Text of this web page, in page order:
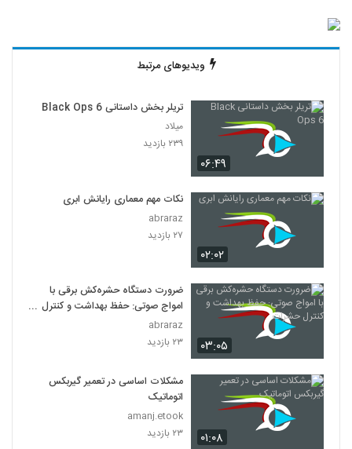
ویدیوهای مرتبط
۰۶:۴۹
تریلر بخش داستانی Black Ops 6
میلاد
۲۳۹ بازدید
۰۲:۰۲
نکات مهم معماری رایانش ابری
abraraz
۲۷ بازدید
۰۳:۰۵
ضرورت دستگاه حشره‌کش برقی با
امواج صوتی: حفظ بهداشت و کنترل
حشرات
abraraz
۲۳ بازدید
۰۱:۰۸
مشکلات اساسی در تعمیر گیربکس
اتوماتیک
amanj.etook
۲۳ بازدید